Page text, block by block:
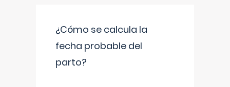
¿Cómo se calcula la
fecha probable del
parto?